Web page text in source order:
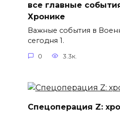
все главные
Хронике
Важные события в
сегодня 1.
0 3.3к.
Спецоперация Z: